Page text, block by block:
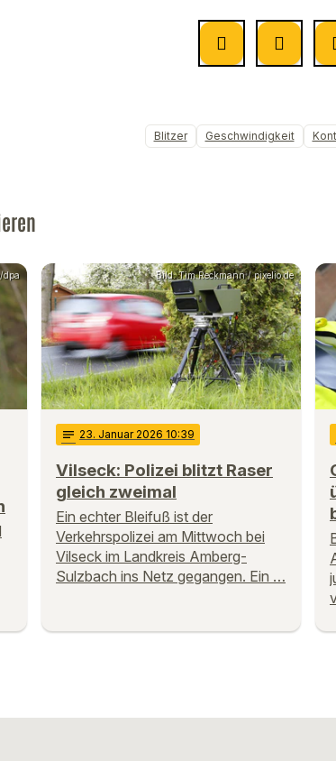
Blitzer Geschwindigkeit
dpa Bild: Tim Reckmann / pixelio.de
notes 23. Januar 2026 10:39
Vilseck: Polizei blitzt Raser
gleich zweimal
Ein echter Bleifuß ist der
Verkehrspolizei am Mittwoch bei
Vilseck im Landkreis Amberg-
Sulzbach ins Netz gegangen. Ein …